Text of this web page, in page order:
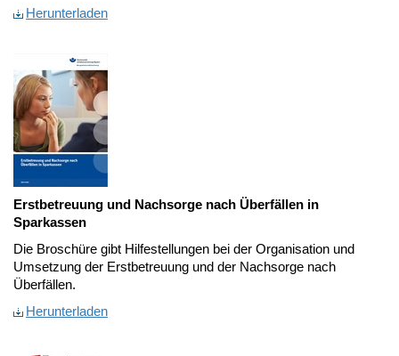
Herunterladen
Erstbetreuung und Nachsorge nach Überfällen in
Sparkassen
Die Broschüre gibt Hilfestellungen bei der Organisation und
Umsetzung der Erstbetreuung und der Nachsorge nach
Überfällen.
Herunterladen